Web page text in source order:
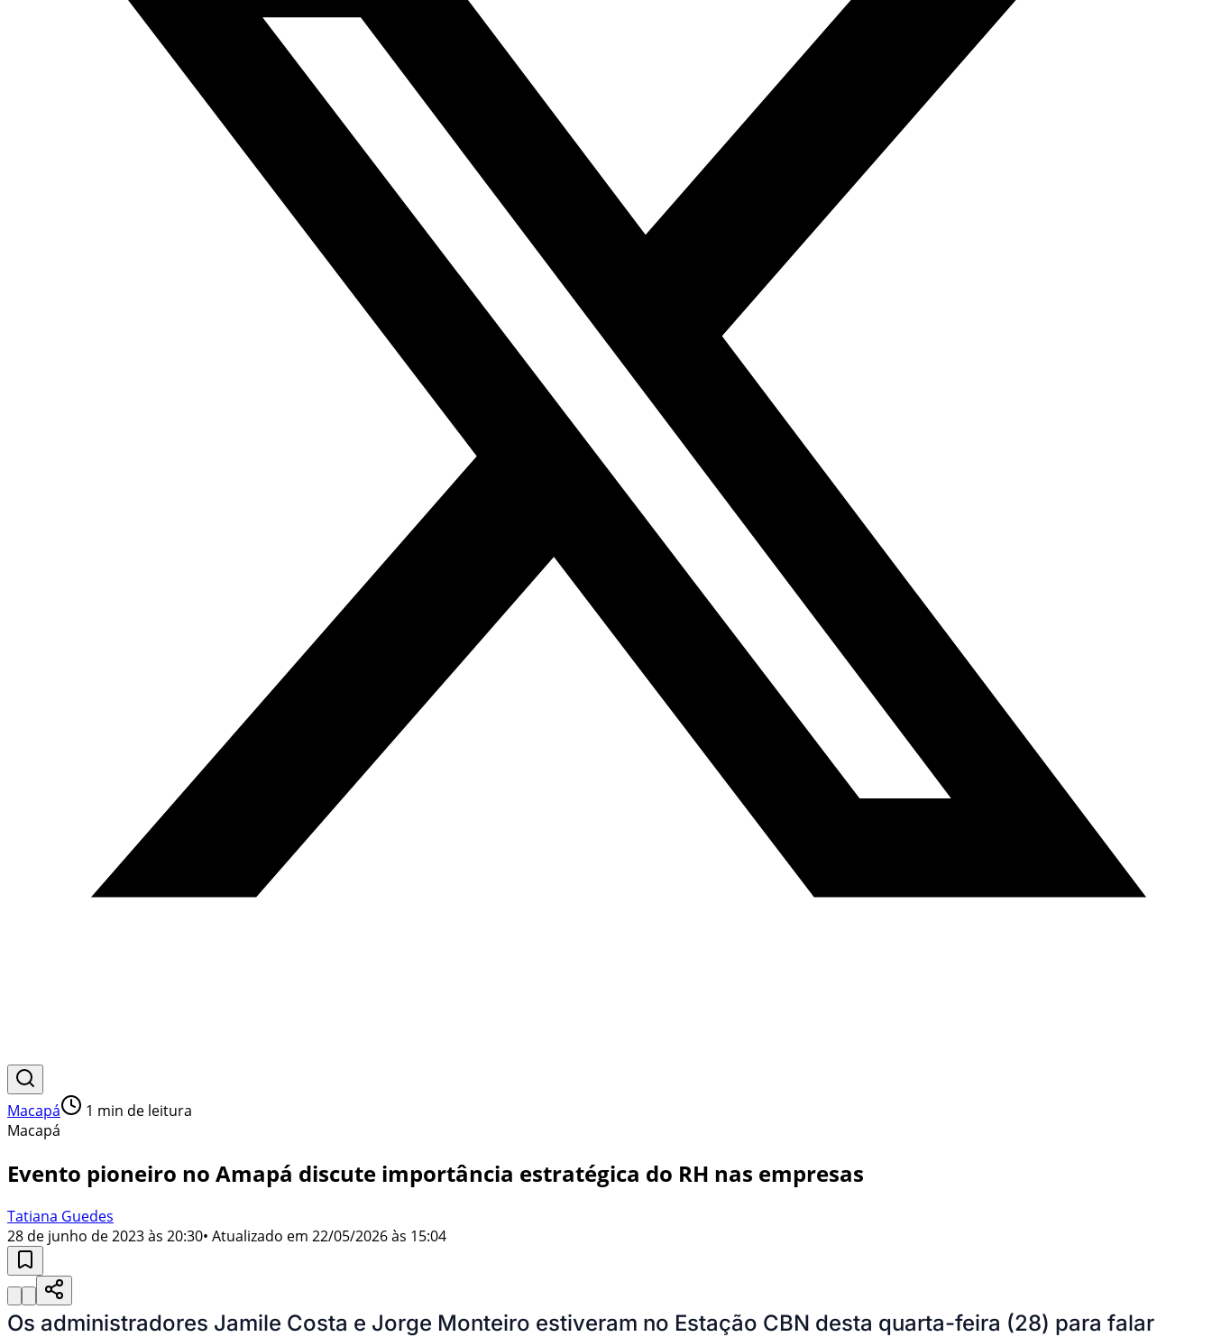
Macapá 1 min de leitura
Macapá
Evento pioneiro no Amapá discute importância estratégica do RH nas empresas
Tatiana Guedes
28 de junho de 2023 às 20:30• Atualizado em 22/05/2026 às 15:04
Os administradores Jamile Costa e Jorge Monteiro estiveram no Estação CBN desta quarta-feira (28) para falar